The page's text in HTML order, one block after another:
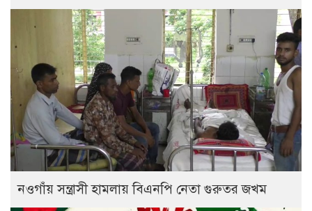
নওগাঁয় সন্ত্রাসী হামলায় বিএনপি নেতা গুরুতর জখম